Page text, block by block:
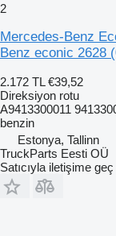
2
Mercedes-Benz
Benz econic 2628
2.172 TL €39,52
Direksiyon rotu
A9413300011
benzin
Estonya, Tallinn
TruckParts Eesti OÜ
Satıcıyla iletişime geç